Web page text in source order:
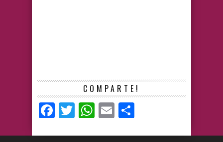
COMPARTE!
Facebook
TwitterWhatsApp
Email